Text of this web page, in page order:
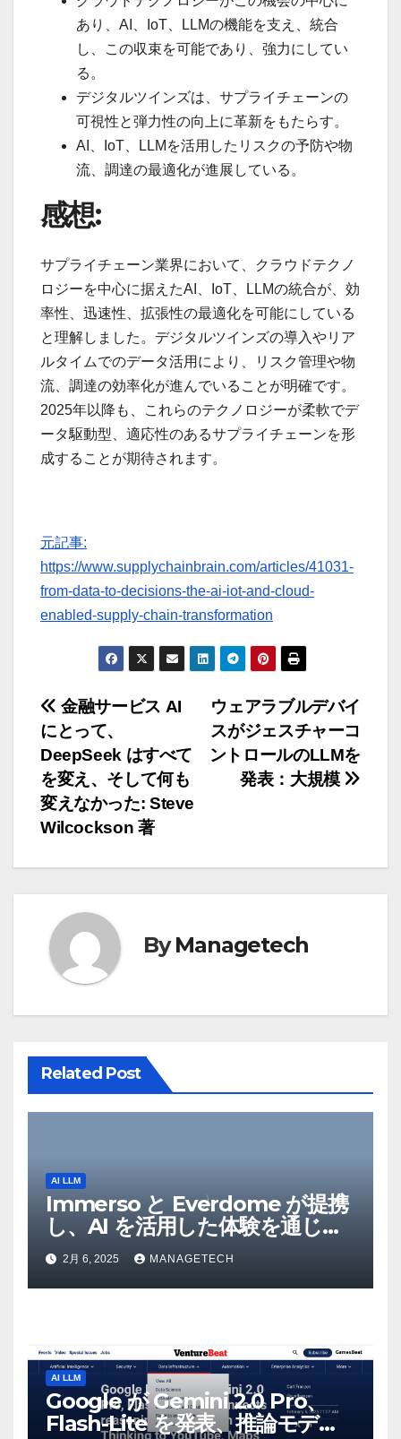
あり、AI、IoT、LLMの機能を支え、統合
し、この収束を可能であり、強力にしてい
る。
デジタルツインズは、サプライチェーンの
可視性と弾力性の向上に革新をもたらす。
AI、IoT、LLMを活用したリスクの予防や物
流、調達の最適化が進展している。
感想:
サプライチェーン業界において、クラウドテクノ
ロジーを中心に据えたAI、IoT、LLMの統合が、効
率性、迅速性、拡張性の最適化を可能にしている
と理解しました。デジタルツインズの導入やリア
ルタイムでのデータ活用により、リスク管理や物
流、調達の効率化が進んでいることが明確です。
2025年以降も、これらのテクノロジーが柔軟でデ
ータ駆動型、適応性のあるサプライチェーンを形
成することが期待されます。
元記事:
https://www.supplychainbrain.com/articles/41031-
from-data-to-decisions-the-ai-iot-and-cloud-
enabled-supply-chain-transformation
投
稿
ナ
ビ
ゲ
シ
ョ
ン
ウェアラブルデバイ
スがジェスチャーコ
ントロールのLLMを
発表：大規模
金融サービス AI
にとって、
DeepSeek はすべて
を変え、そして何も
変えなかった: Steve
Wilcockson 著
ByManagetech
Related Post
AI LLM
Immerso と Everdome が提携
し、AI を活用した体験を通じて
メタバースのイノベーションを
推進 – Intelligent CIO APAC
2月 6, 2025 MANAGETECH
AI LLM
Google が Gemini 2.0 Pro、
Flash-Lite を発表、推論モデル